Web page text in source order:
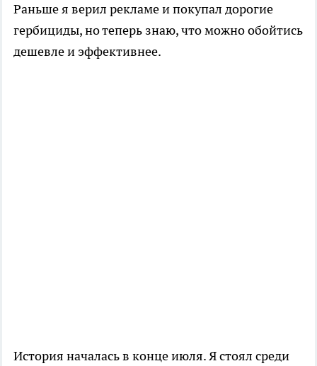
Раньше я верил рекламе и покупал дорогие
гербициды, но теперь знаю, что можно обойтись
дешевле и эффективнее.
История началась в конце июля. Я стоял среди